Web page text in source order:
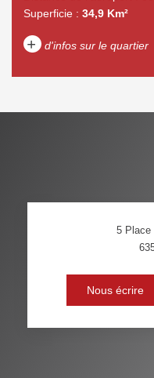
Superficie : 34,9 Km²
+ d'infos sur le quartier
DISTANCE DE L'AÉROPORT :
5 Place
Nous écrire